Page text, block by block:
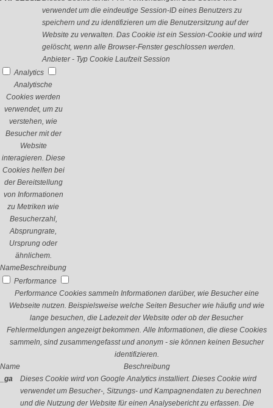
verwendet um die eindeutige Session-ID eines Benutzers zu
speichern und zu identifizieren um die Benutzersitzung auf der
Website zu verwalten. Das Cookie ist ein Session-Cookie und wird
gelöscht, wenn alle Browser-Fenster geschlossen werden.
Anbieter - Typ Cookie Laufzeit Session
Analytics
Analytische
Cookies werden
verwendet, um zu
verstehen, wie
Besucher mit der
Website
interagieren. Diese
Cookies helfen bei
der Bereitstellung
von Informationen
zu Metriken wie
Besucherzahl,
Absprungrate,
Ursprung oder
ähnlichem.
NameBeschreibung
Performance
Performance Cookies sammeln Informationen darüber, wie Besucher eine
Webseite nutzen. Beispielsweise welche Seiten Besucher wie häufig und wie
lange besuchen, die Ladezeit der Website oder ob der Besucher
Fehlermeldungen angezeigt bekommen. Alle Informationen, die diese Cookies
sammeln, sind zusammengefasst und anonym - sie können keinen Besucher
identifizieren.
Name
Beschreibung
_ga
Dieses Cookie wird von Google Analytics installiert. Dieses Cookie wird
verwendet um Besucher-, Sitzungs- und Kampagnendaten zu berechnen
und die Nutzung der Website für einen Analysebericht zu erfassen. Die